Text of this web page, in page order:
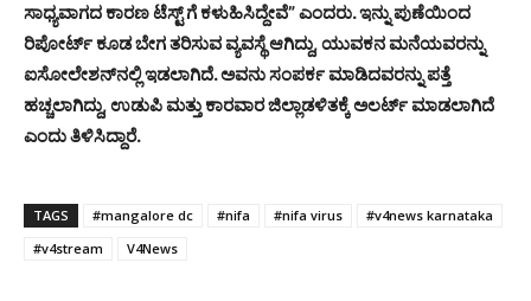
ಸಾಧ್ಯವಾಗದ ಕಾರಣ ಟೆಸ್ಟ್ ಗೆ ಕಳುಹಿಸಿದ್ದೇವೆ” ಎಂದರು. ಇನ್ನು ಪುಣೆಯಿಂದ
ರಿಪೋರ್ಟ್ ಕೂಡ ಬೇಗ ತರಿಸುವ ವ್ಯವಸ್ಥೆ ಆಗಿದ್ದು, ಯುವಕನ ಮನೆಯವರನ್ನು
ಐಸೋಲೇಶನ್‌ನಲ್ಲಿ ಇಡಲಾಗಿದೆ. ಅವನು ಸಂಪರ್ಕ ಮಾಡಿದವರನ್ನು ಪತ್ತೆ
ಹಚ್ಚಲಾಗಿದ್ದು, ಉಡುಪಿ ಮತ್ತು ಕಾರವಾರ ಜಿಲ್ಲಾಡಳಿತಕ್ಕೆ ಅಲರ್ಟ್ ಮಾಡಲಾಗಿದೆ
ಎಂದು ತಿಳಿಸಿದ್ದಾರೆ.
TAGS #mangalore dc #nifa #nifa virus
#v4news karnataka
#v4stream
V4News